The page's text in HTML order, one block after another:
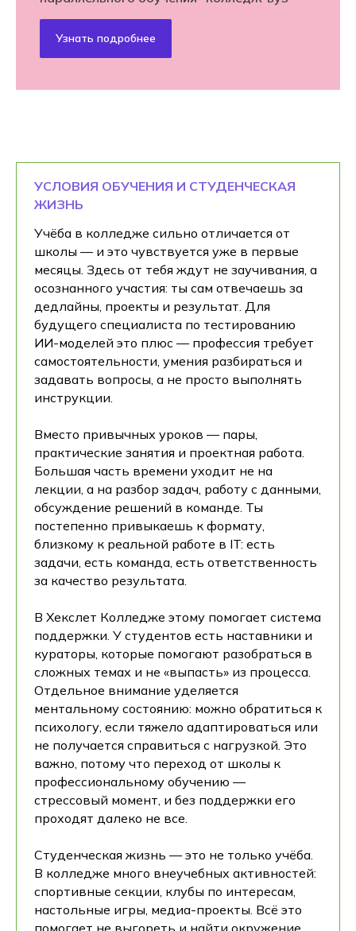
Узнать подробнее
УСЛОВИЯ ОБУЧЕНИЯ И СТУДЕНЧЕСКАЯ
ЖИЗНЬ
Учёба в колледже сильно отличается от
школы — и это чувствуется уже в первые
месяцы. Здесь от тебя ждут не заучивания, а
осознанного участия: ты сам отвечаешь за
дедлайны, проекты и результат. Для
будущего специалиста по тестированию
ИИ-моделей это плюс — профессия требует
самостоятельности, умения разбираться и
задавать вопросы, а не просто выполнять
инструкции.
Вместо привычных уроков — пары,
практические занятия и проектная работа.
Большая часть времени уходит не на
лекции, а на разбор задач, работу с данными,
обсуждение решений в команде. Ты
постепенно привыкаешь к формату,
близкому к реальной работе в IT: есть
задачи, есть команда, есть ответственность
за качество результата.
В Хекслет Колледже этому помогает система
поддержки. У студентов есть наставники и
кураторы, которые помогают разобраться в
сложных темах и не «выпасть» из процесса.
Отдельное внимание уделяется
ментальному состоянию: можно обратиться к
психологу, если тяжело адаптироваться или
не получается справиться с нагрузкой. Это
важно, потому что переход от школы к
профессиональному обучению —
стрессовый момент, и без поддержки его
проходят далеко не все.
Студенческая жизнь — это не только учёба.
В колледже много внеучебных активностей:
спортивные секции, клубы по интересам,
настольные игры, медиа-проекты. Всё это
помогает не выгореть и найти окружение,